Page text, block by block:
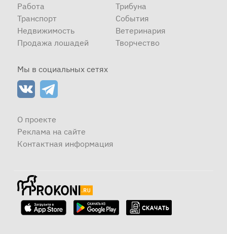
Работа
Транспорт
Недвижимость
Продажа лошадей
Трибуна
События
Ветеринария
Творчество
Мы в социальных сетях
О проекте
Реклама на сайте
Контактная информация